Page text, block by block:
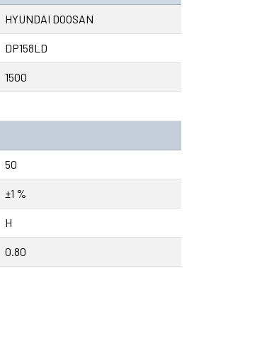
HYUNDAI DOOSAN
DP158LD
1500
50
±1 %
H
0.80